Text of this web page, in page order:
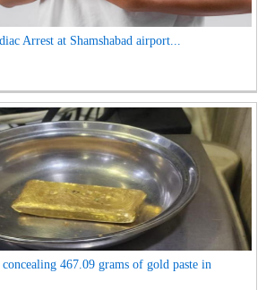
Arrest at Shamshabad airport...
concealing 467.09 grams of gold paste in